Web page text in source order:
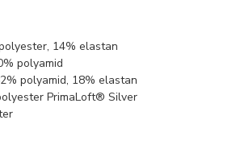
14% elastan
polyamid
polyamid, 18% elastan
PrimaLoft® Silver